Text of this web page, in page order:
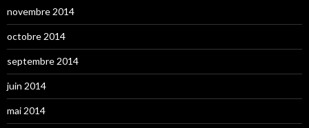
novembre 2014
octobre 2014
septembre 2014
juin 2014
mai 2014